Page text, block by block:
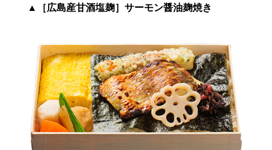
▲ ［広島産甘酒塩麹］サーモン醤油麹焼き